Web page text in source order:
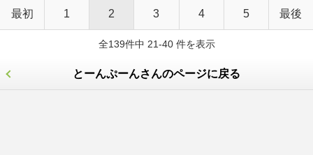
最初 1 2 3 4 5 最後
全139件中 21-40 件を表示
とーんぷーんさんのページに戻る